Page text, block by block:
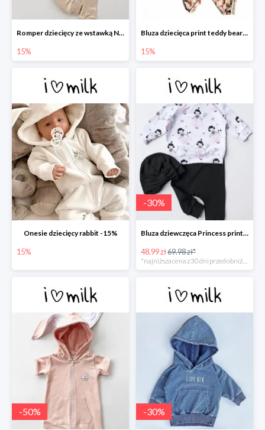
Romper dziecięcy ze wstawką Nude -15%
15%
Bluza dziecięca print teddy bears -15%
15%
Onesie dziecięcy rabbit -15%
15%
-30%
Bluza dziewczęca Princess print -30%
48.99 zł69.98 zł*
-50% -30%